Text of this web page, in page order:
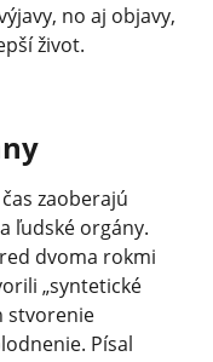
no aj objavy,
život.
zaoberajú
ľudské orgány.
dvoma rokmi
„syntetické
stvorenie
Písal